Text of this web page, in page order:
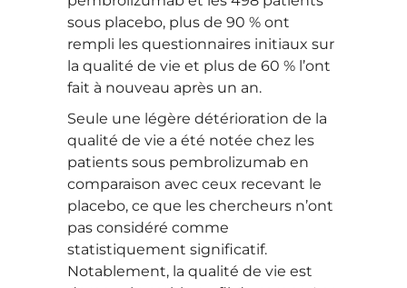
sous placebo, plus de 90 % ont
rempli les questionnaires initiaux sur
la qualité de vie et plus de 60 % l’ont
fait à nouveau après un an.
Seule une légère détérioration de la
qualité de vie a été notée chez les
patients sous pembrolizumab en
comparaison avec ceux recevant le
placebo, ce que les chercheurs n’ont
pas considéré comme
statistiquement significatif.
Notablement, la qualité de vie est